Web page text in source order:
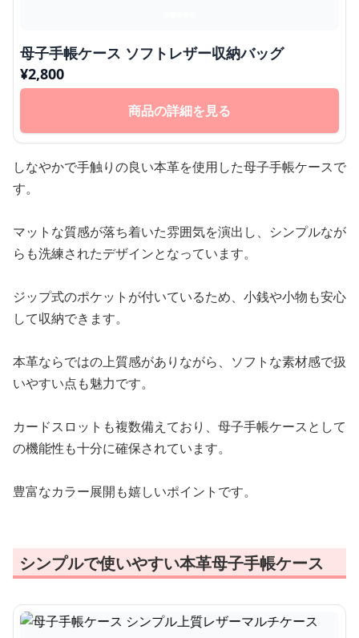
母子手帳ケース ソフトレザー収納バッグ
¥2,800
商品の詳細を見る
しなやかで手触りの良い本革を使用した母子手帳ケースで
す。
マットな質感が落ち着いた雰囲気を演出し、シンプルなが
らも洗練されたデザインとなっています。
ジップ式のポケットが付いているため、小銭や小物も安心
して収納できます。
本革ならではの上質感がありながら、ソフトな素材感で扱
いやすい点も魅力です。
カードスロットも複数備えており、母子手帳ケースとして
の機能性も十分に確保されています。
豊富なカラー展開も嬉しいポイントです。
シンプルで使いやすい本革母子手帳ケース